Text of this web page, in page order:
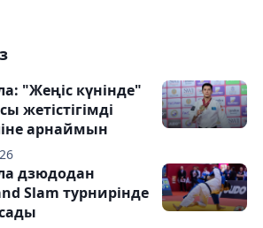
"Жеңіс күнінде"
жетістігімді
арнаймын
дзюдодан
Slam турнирінде